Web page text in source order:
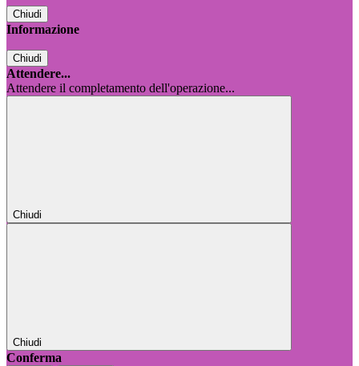
Chiudi
Informazione
Chiudi
Attendere...
Attendere il completamento dell'operazione...
Chiudi
Chiudi
Conferma